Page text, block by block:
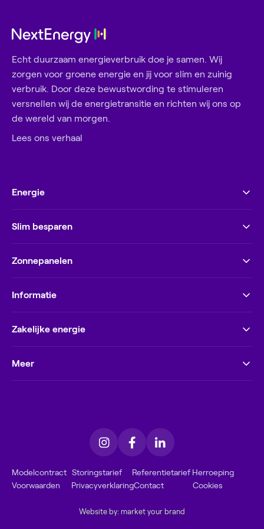
Echt duurzaam energieverbruik doe je samen. Wij
zorgen voor groene energie en jij voor slim en zuinig
verbruik. Door deze bewustwording te stimuleren
versnellen wij de energietransitie en richten wij ons op
de wereld van morgen.
Lees ons verhaal
Energie
Slim besparen
Zonnepanelen
Informatie
Zakelijke energie
Meer
Modelcontract Storingstarief Referentietarief Herroeping
Voorwaarden
PrivacyverklaringContact Cookies
Website by: market your brand